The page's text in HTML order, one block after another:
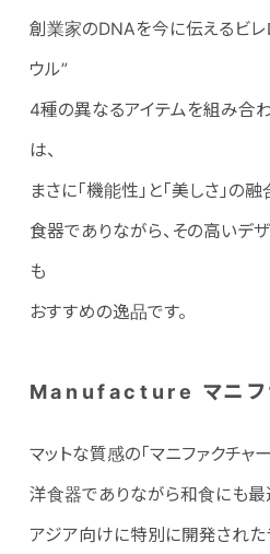
創業家のDNAを今に伝えるビレ
ウル”
4種の異なるアイテムを組み合
は、
まさに「機能性」と「美しさ」の融
食器でありながら、その高いデ
も
おすすめの逸品です。
Manufacture マニフ
マットな質感の「マニファクチャー
洋食器でありながら和食にも最
アジア向けに特別に開発された